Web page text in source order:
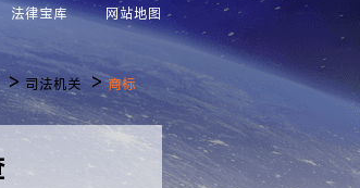
法律宝库 网站地图
>司法机关 >商标